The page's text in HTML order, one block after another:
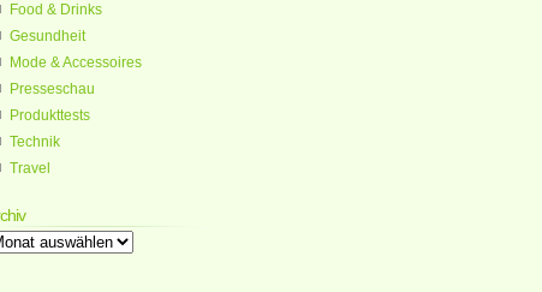
Food & Drinks
Gesundheit
Mode & Accessoires
Presseschau
Produkttests
Technik
Travel